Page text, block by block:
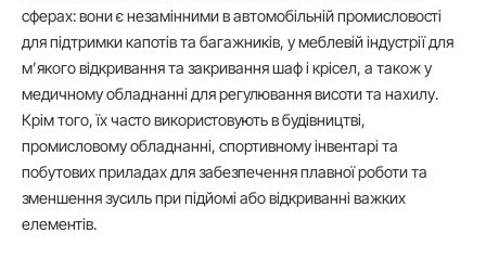
сферах: вони є незамінними в автомобільній промисловості
для підтримки капотів та багажників, у меблевій індустрії для
м’якого відкривання та закривання шаф і крісел, а також у
медичному обладнанні для регулювання висоти та нахилу.
Крім того, їх часто використовують в будівництві,
промисловому обладнанні, спортивному інвентарі та
побутових приладах для забезпечення плавної роботи та
зменшення зусиль при підйомі або відкриванні важких
елементів.